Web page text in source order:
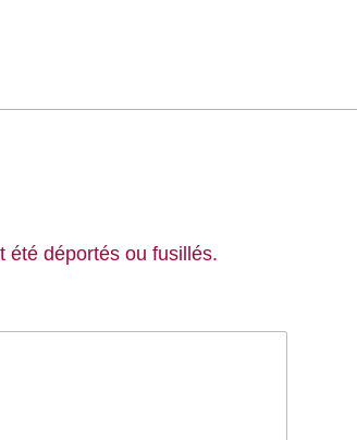
été déportés ou fusillés.